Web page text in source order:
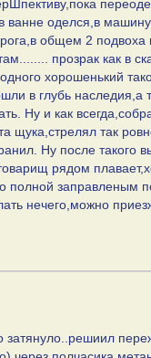
оделся,в
общем 2 подвоха
прозрак как в
хорошенький
в глубь наследия,а
Ну и как
щука,стрелял так
Ну после такого
рядом
полной заправленым
нечего,можно